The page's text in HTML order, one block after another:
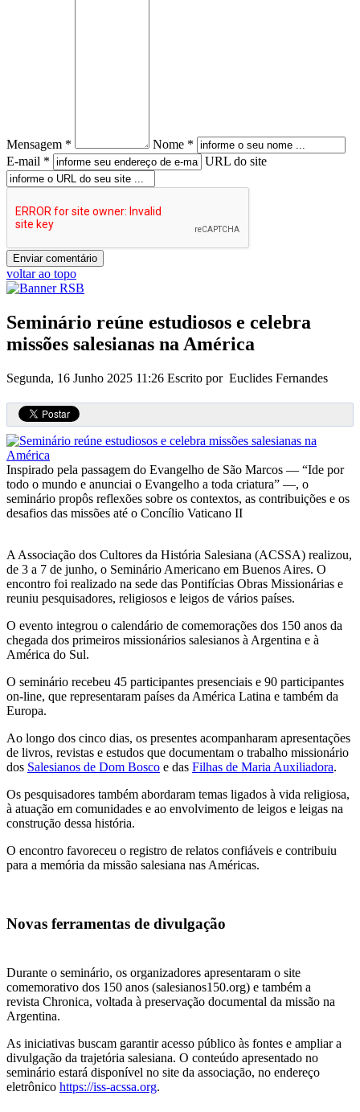
Mensagem *
Nome *
E-mail *
URL do site
voltar ao topo
Seminário reúne estudiosos e celebra
missões salesianas na América
Segunda, 16 Junho 2025 11:26 Escrito por Euclides Fernandes
Inspirado pela passagem do Evangelho de São Marcos — “Ide por
todo o mundo e anunciai o Evangelho a toda criatura” —, o
seminário propôs reflexões sobre os contextos, as contribuições e os
desafios das missões até o Concílio Vaticano II
A Associação dos Cultores da História Salesiana (ACSSA) realizou,
de 3 a 7 de junho, o Seminário Americano em Buenos Aires. O
encontro foi realizado na sede das Pontifícias Obras Missionárias e
reuniu pesquisadores, religiosos e leigos de vários países.
O evento integrou o calendário de comemorações dos 150 anos da
chegada dos primeiros missionários salesianos à Argentina e à
América do Sul.
O seminário recebeu 45 participantes presenciais e 90 participantes
on-line, que representaram países da América Latina e também da
Europa.
Ao longo dos cinco dias, os presentes acompanharam apresentações
de livros, revistas e estudos que documentam o trabalho missionário
dos Salesianos de Dom Bosco e das Filhas de Maria Auxiliadora.
Os pesquisadores também abordaram temas ligados à vida religiosa,
à atuação em comunidades e ao envolvimento de leigos e leigas na
construção dessa história.
O encontro favoreceu o registro de relatos confiáveis e contribuiu
para a memória da missão salesiana nas Américas.
Novas ferramentas de divulgação
Durante o seminário, os organizadores apresentaram o site
comemorativo dos 150 anos (salesianos150.org) e também a
revista Chronica, voltada à preservação documental da missão na
Argentina.
As iniciativas buscam garantir acesso público às fontes e ampliar a
divulgação da trajetória salesiana. O conteúdo apresentado no
seminário estará disponível no site da associação, no endereço
eletrônico https://iss-acssa.org.